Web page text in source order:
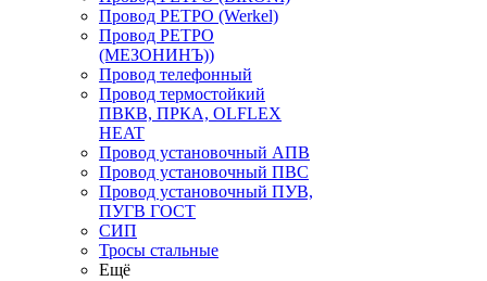
Провод РЕТРО (Werkel)
Провод РЕТРО
(МЕЗОНИНЪ))
Провод телефонный
Провод термостойкий
ПВКВ, ПРКА, OLFLEX
HEAT
Провод установочный АПВ
Провод установочный ПВС
Провод установочный ПУВ,
ПУГВ ГОСТ
СИП
Тросы стальные
Ещё